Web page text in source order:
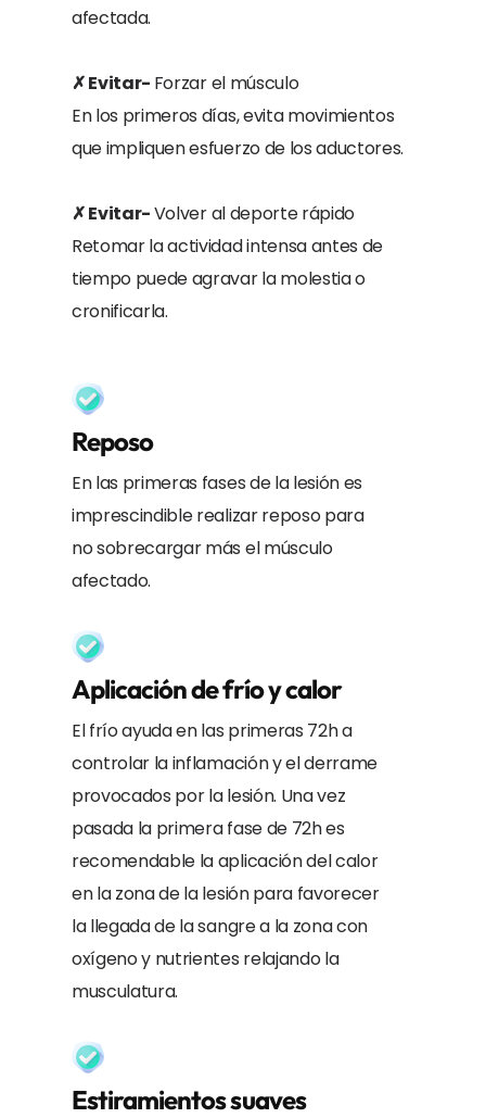
afectada.
✗ Evitar- Forzar el músculo
En los primeros días, evita movimientos
que impliquen esfuerzo de los aductores.
✗ Evitar-Volver al deporte rápido
Retomar la actividad intensa antes de
tiempo puede agravar la molestia o
cronificarla.
Reposo
En las primeras fases de la lesión es
imprescindible realizar reposo para
no sobrecargar más el músculo
afectado.
Aplicación de frío y calor
El frío ayuda en las primeras 72h a
controlar la inflamación y el derrame
provocados por la lesión. Una vez
pasada la primera fase de 72h es
recomendable la aplicación del calor
en la zona de la lesión para favorecer
la llegada de la sangre a la zona con
oxígeno y nutrientes relajando la
musculatura.
Estiramientos suaves